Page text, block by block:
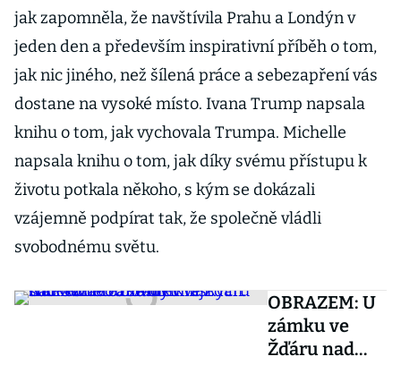
jak zapomněla, že navštívila Prahu a Londýn v
jeden den a především inspirativní příběh o tom,
jak nic jiného, než šílená práce a sebezapření vás
dostane na vysoké místo. Ivana Trump napsala
knihu o tom, jak vychovala Trumpa. Michelle
napsala knihu o tom, jak díky svému přístupu k
životu potkala někoho, s kým se dokázali
vzájemně podpírat tak, že společně vládli
svobodnému světu.
OBRAZEM: U
zámku ve
Žďáru nad